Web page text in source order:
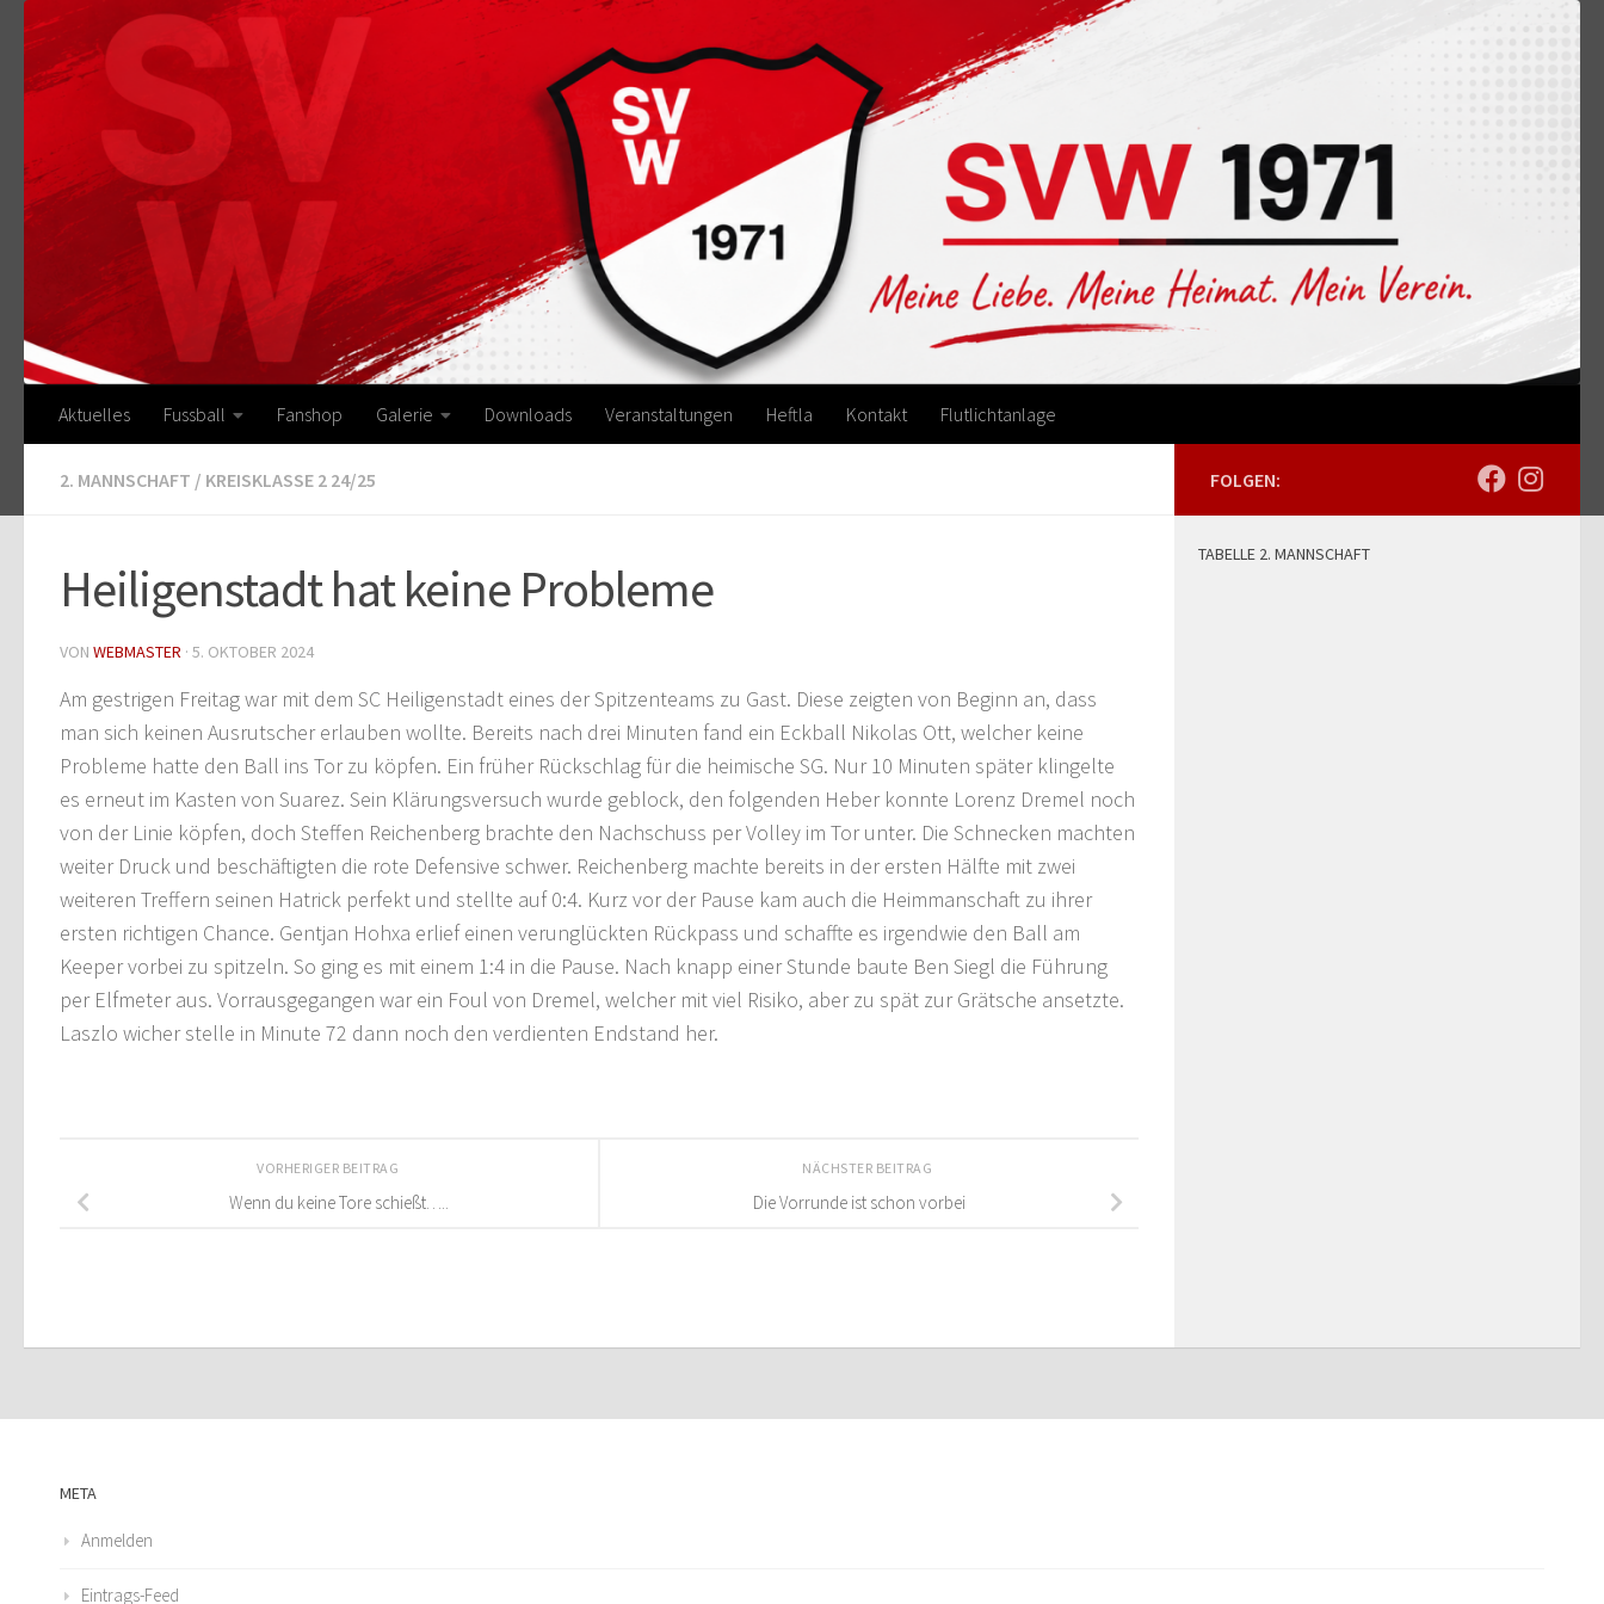
Zum Inhalt springen
Aktuelles Fussball Fanshop Galerie Downloads Veranstaltungen Heftla Kontakt Flutlichtanlage
2. MANNSCHAFT / KREISKLASSE 2 24/25
Heiligenstadt hat keine Probleme
VON WEBMASTER · 5. OKTOBER 2024
Am gestrigen Freitag war mit dem SC Heiligenstadt eines der Spitzenteams zu Gast. Diese zeigten von Beginn an, dass
man sich keinen Ausrutscher erlauben wollte. Bereits nach drei Minuten fand ein Eckball Nikolas Ott, welcher keine
Probleme hatte den Ball ins Tor zu köpfen. Ein früher Rückschlag für die heimische SG. Nur 10 Minuten später klingelte
es erneut im Kasten von Suarez. Sein Klärungsversuch wurde geblock, den folgenden Heber konnte Lorenz Dremel noch
von der Linie köpfen, doch Steffen Reichenberg brachte den Nachschuss per Volley im Tor unter. Die Schnecken machten
weiter Druck und beschäftigten die rote Defensive schwer. Reichenberg machte bereits in der ersten Hälfte mit zwei
weiteren Treffern seinen Hatrick perfekt und stellte auf 0:4. Kurz vor der Pause kam auch die Heimmanschaft zu ihrer
ersten richtigen Chance. Gentjan Hohxa erlief einen verunglückten Rückpass und schaffte es irgendwie den Ball am
Keeper vorbei zu spitzeln. So ging es mit einem 1:4 in die Pause. Nach knapp einer Stunde baute Ben Siegl die Führung
per Elfmeter aus. Vorrausgegangen war ein Foul von Dremel, welcher mit viel Risiko, aber zu spät zur Grätsche ansetzte.
Laszlo wicher stelle in Minute 72 dann noch den verdienten Endstand her.
NÄCHSTER BEITRAG
Die Vorrunde ist schon vorbei
VORHERIGER BEITRAG
Wenn du keine Tore schießt…..
FOLGEN:
TABELLE 2. MANNSCHAFT
META
Anmelden
Eintrags-Feed